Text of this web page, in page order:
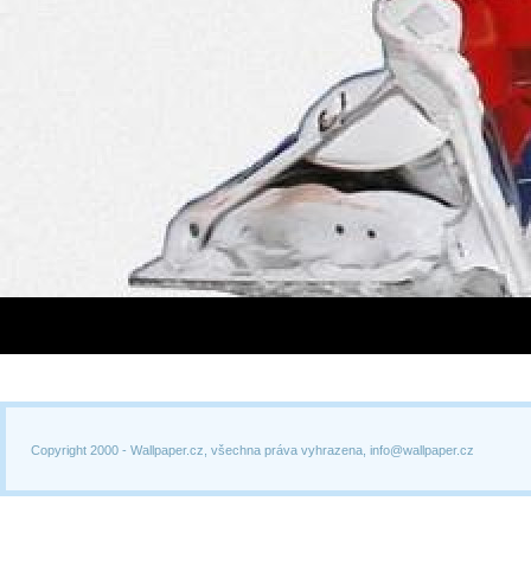
Copyright 2000 - Wallpaper.cz, všechna práva vyhrazena, info@wallpaper.cz